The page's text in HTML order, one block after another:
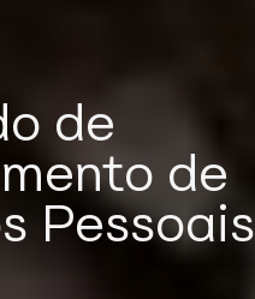
de
de
Pessoais